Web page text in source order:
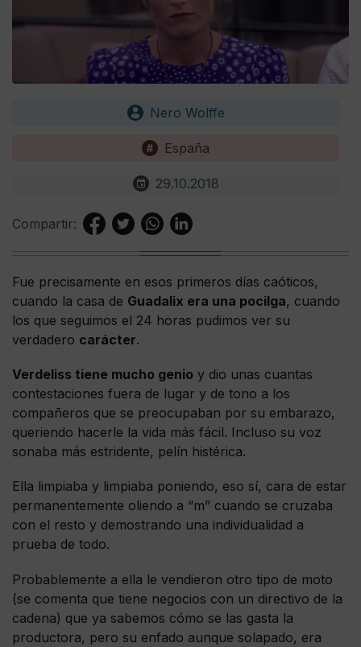
Nero Wolffe
España
29.10.2018
Compartir:
Fue precisamente en esos primeros días caóticos,
cuando la casa de Guadalix era una pocilga, cuando
los que seguimos el 24 horas pudimos ver su
verdadero carácter.
Verdeliss tiene mucho genio y dio unas cuantas
contestaciones fuera de lugar y de tono a los
compañeros que se preocupaban por su embarazo,
queriendo hacerle la vida más fácil. Incluso su voz
sonaba más estridente, pelín histérica.
Ella limpiaba y limpiaba poniendo, eso sí, cara de estar
permanentemente oliendo a “m” cuando se cruzaba
con el resto y demostrando una individualidad a
prueba de todo.
Probablemente a ella le vendieron otro tipo de moto
(se comenta que tiene negocios con un directivo de la
cadena) que ya sabemos cómo se las gasta la
productora, pero su enfado aunque solapado, era